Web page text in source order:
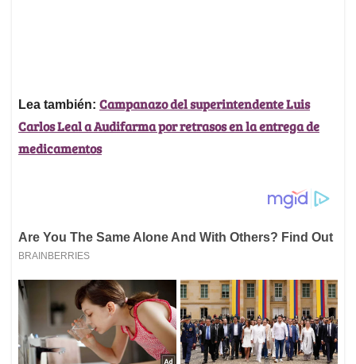
Lea también: Campanazo del superintendente Luis
Carlos Leal a Audifarma por retrasos en la entrega de
medicamentos